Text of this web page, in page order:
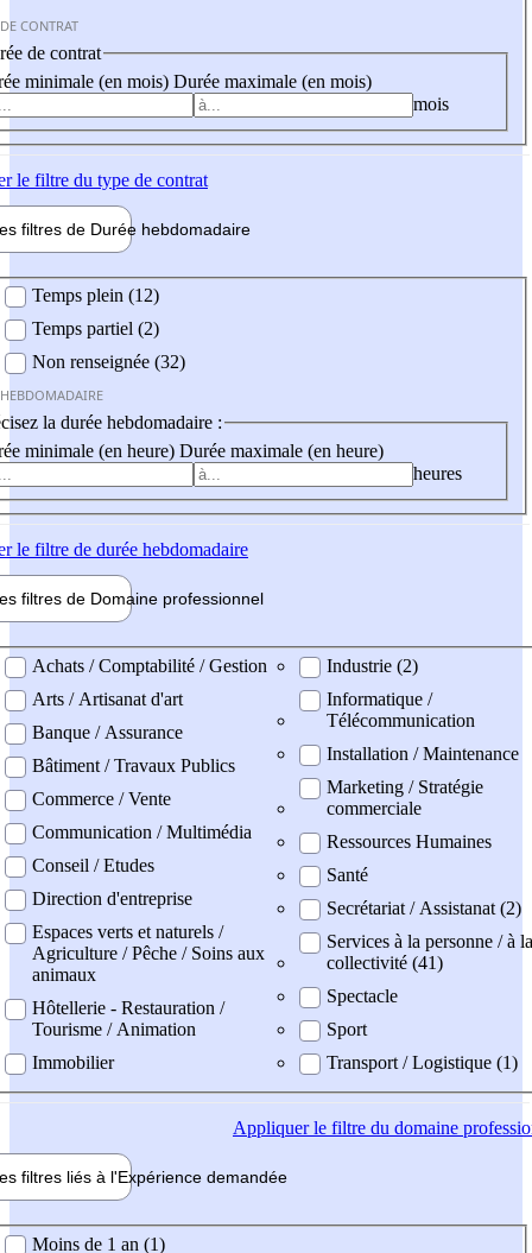
CONTRAT
de contrat
minimale (en mois) Durée maximale (en mois)
mois
le filtre du type de contrat
filtres de Durée hebdomadaire
Temps plein (12)
Temps partiel (2)
Non renseignée (32)
la durée hebdomadaire :
minimale (en heure) Durée maximale (en heure)
heures
le filtre de durée hebdomadaire
filtres de Domaine professionnel
professionel
Achats / Comptabilité / Gestion
Arts / Artisanat d'art
Banque / Assurance
Bâtiment / Travaux Publics
Commerce / Vente
Communication / Multimédia
Conseil / Etudes
Direction d'entreprise
Espaces verts et naturels /
Agriculture / Pêche / Soins aux
animaux
Hôtellerie - Restauration /
Tourisme / Animation
Immobilier
Industrie (2)
Informatique /
Télécommunication
Installation / Maintenance
Marketing / Stratégie
commerciale
Ressources Humaines
Santé
Secrétariat / Assistanat (2)
Services à la personne / à la
collectivité (41)
Spectacle
Sport
Transport / Logistique (1)
Appliquerle filtre du domaine
filtres liés à l'Expérience demandée
demandée
Moins de 1 an (1)